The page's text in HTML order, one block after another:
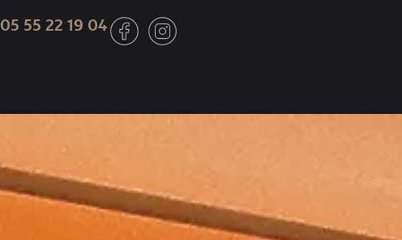
05 55 22 19 04